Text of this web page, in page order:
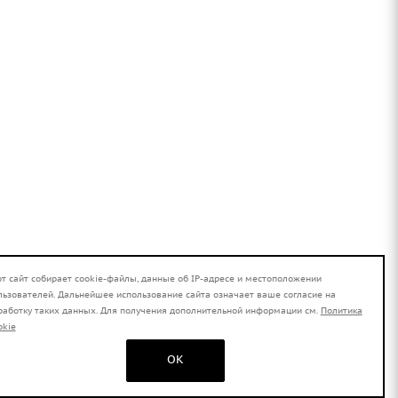
сайт собирает cookie-файлы, данные об IP-адресе и местоположении
Дальнейшее использование сайта означает ваше согласие на
таких данных. Для получения дополнительной информации см. Политика
OK